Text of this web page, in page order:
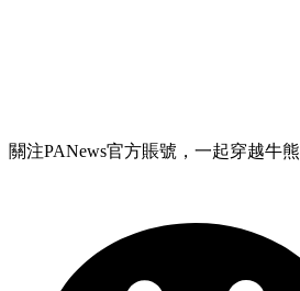
關注PANews官方賬號，一起穿越牛熊